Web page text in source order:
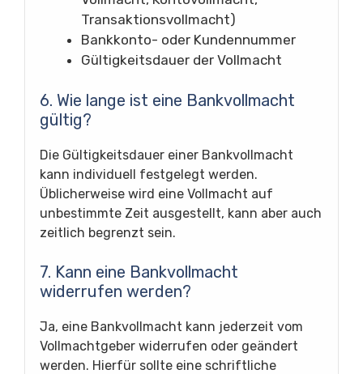
Transaktionsvollmacht)
Bankkonto- oder Kundennummer
Gültigkeitsdauer der Vollmacht
6. Wie lange ist eine Bankvollmacht
gültig?
Die Gültigkeitsdauer einer Bankvollmacht
kann individuell festgelegt werden.
Üblicherweise wird eine Vollmacht auf
unbestimmte Zeit ausgestellt, kann aber auch
zeitlich begrenzt sein.
7. Kann eine Bankvollmacht
widerrufen werden?
Ja, eine Bankvollmacht kann jederzeit vom
Vollmachtgeber widerrufen oder geändert
werden. Hierfür sollte eine schriftliche